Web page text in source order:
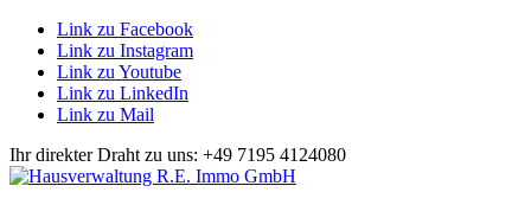
Link zu Facebook
Link zu Instagram
Link zu Youtube
Link zu LinkedIn
Link zu Mail
Ihr direkter Draht zu uns: +49 7195 4124080